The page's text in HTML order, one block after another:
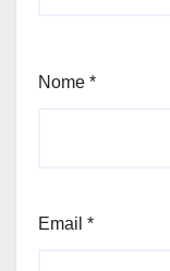
Nome *
Email *